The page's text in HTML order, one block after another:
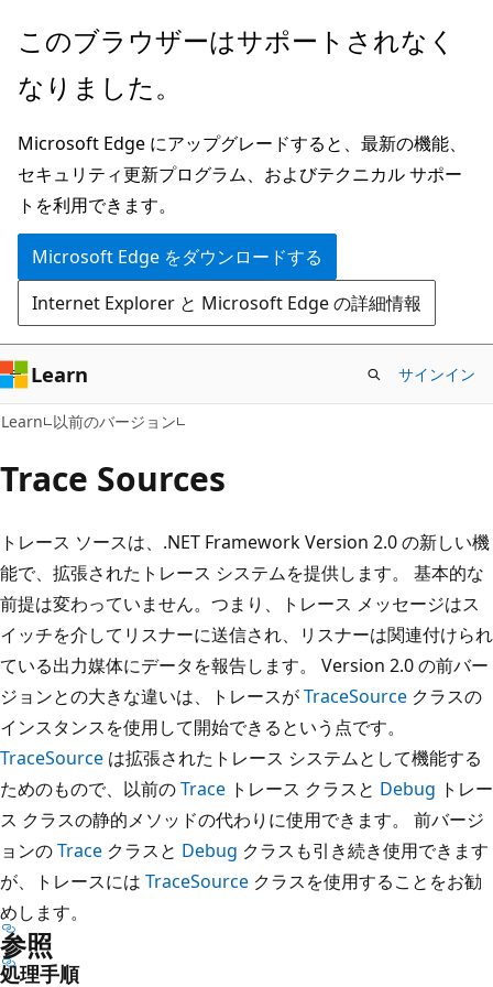
メ
ン
ン
テ
ン
ツ
に
ス
キ
ッ
プ
このブラウザーはサポートされなく
なりました。
Microsoft Edge にアップグレードすると、最新の機能、
セキュリティ更新プログラム、およびテクニカル サポー
トを利用できます。
Microsoft Edge をダウンロードする
Internet Explorer と Microsoft Edge の詳細情報
Learn サインイン
Learn 以前のバージョン
Trace Sources
トレース ソースは、.NET Framework Version 2.0 の新しい機
能で、拡張されたトレース システムを提供します。 基本的な
前提は変わっていません。つまり、トレース メッセージはス
イッチを介してリスナーに送信され、リスナーは関連付けられ
ている出力媒体にデータを報告します。 Version 2.0 の前バー
ジョンとの大きな違いは、トレースがTraceSource クラスの
インスタンスを使用して開始できるという点です。
TraceSource は拡張されたトレース システムとして機能する
ためのもので、以前のTrace トレース クラスと Debug トレー
ス クラスの静的メソッドの代わりに使用できます。 前バージ
ョンのTrace クラスと Debug クラスも引き続き使用できます
が、トレースには TraceSource クラスを使用することをお勧
めします。
参照
処理手順